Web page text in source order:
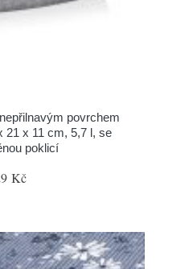
povrchem
21 x 11 cm, 5,7 l, se
poklicí
Kč